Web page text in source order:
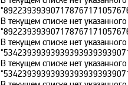
В текущем списке нет
В текущем списке нет
В текущем списке нет